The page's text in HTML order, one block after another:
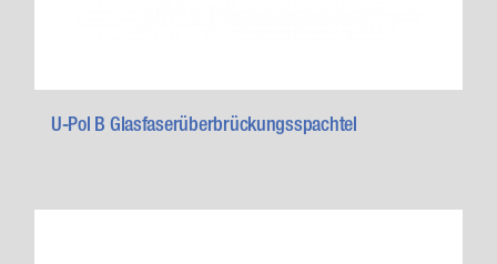
U-Pol B Glasfaserüberbrückungsspachtel